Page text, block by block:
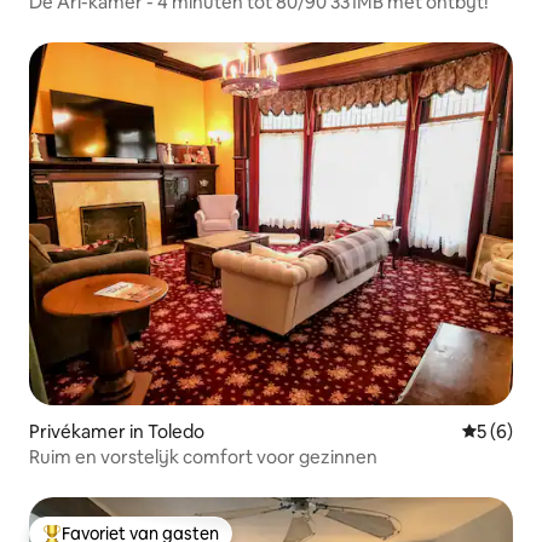
Privékamer in Toledo
5 (6)
Ruim en vorstelijk comfort voor gezinnen
Favoriet van gasten